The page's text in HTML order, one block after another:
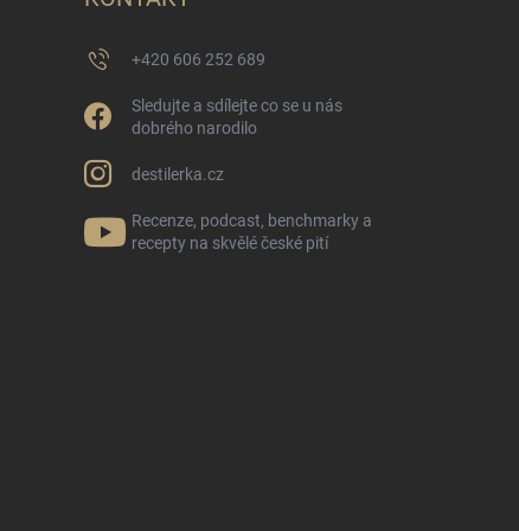
+420 606 252 689
Sledujte a sdílejte co se u nás
dobrého narodilo
destilerka.cz
Recenze, podcast, benchmarky a
recepty na skvělé české pití